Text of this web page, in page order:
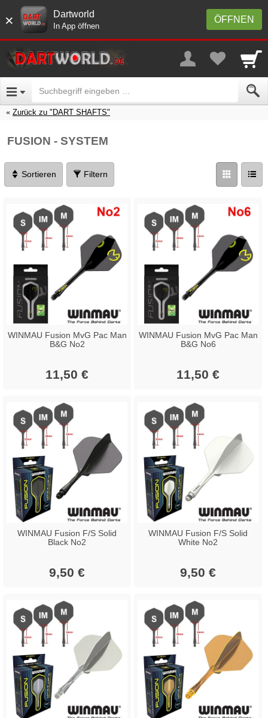
× ÖFFNEN
Dartworld
In App öffnen
Zurück zu "DART SHAFTS"
FUSION - SYSTEM
Sortieren Filtern
WINMAU Fusion MvG Pac Man
B&G No2
11,50 €
WINMAU Fusion MvG Pac Man
B&G No6
11,50 €
WINMAU Fusion F/S Solid
Black No2
9,50 €
WINMAU Fusion F/S Solid
White No2
9,50 €